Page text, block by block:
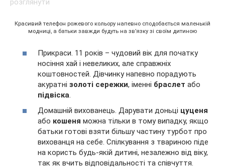
Красивий телефон рожевого кольору напевно сподобається маленькій
модниці, а батьки завжди будуть на зв’язку зі своїм дитиною
Прикраси. 11 років – чудовий вік для початку
носіння хай і невеликих, але справжніх
коштовностей. Дівчинку напевно порадують
акуратні золоті сережки, іменні браслет або
підвіска
Домашній вихованець. Дарувати доньці цуценя
або кошеня можна тільки в тому випадку, якщо
батьки готові взяти більшу частину турбот про
вихованця на себе. Спілкування з твариною піде
на користь будь-якій дитині, незалежно від віку,
так як вчить відповідальності та співчуття.